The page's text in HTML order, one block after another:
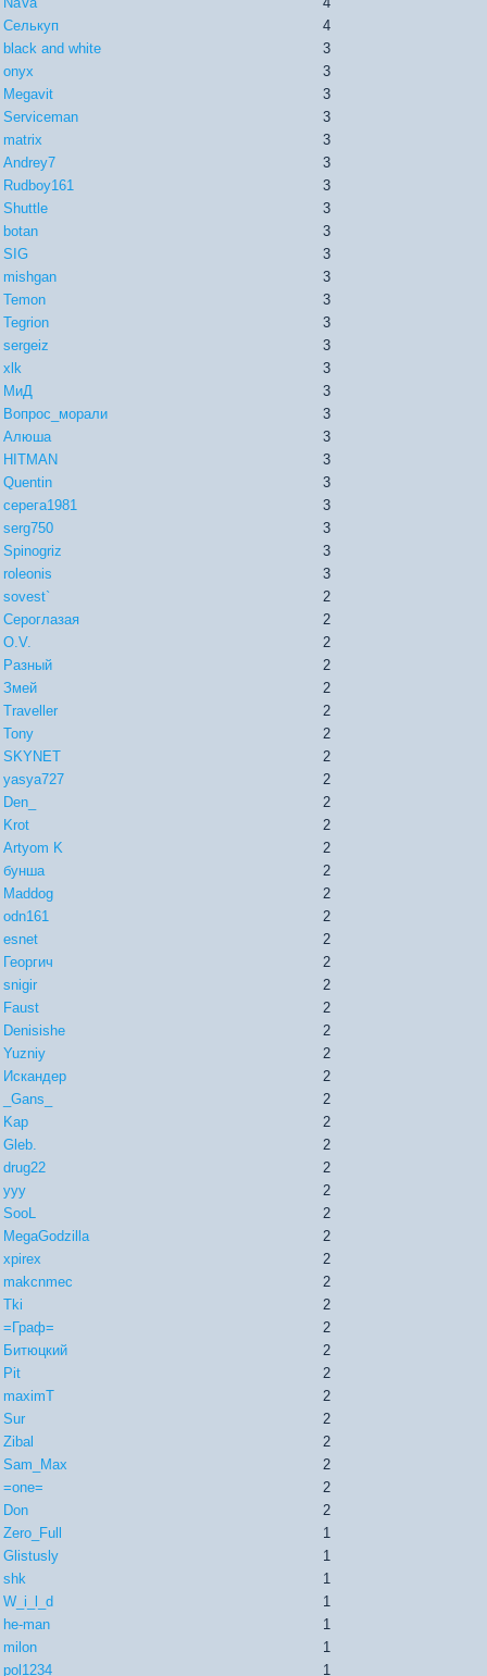
Селькуп
4
black and white
3
onyx
3
Megavit
3
Serviceman
3
matrix
3
Andrey7
3
Rudboy161
3
Shuttle
3
botan
3
SIG
3
mishgan
3
Temon
3
Tegrion
3
sergeiz
3
xlk
3
МиД
3
Вопрос_морали
3
Алюша
3
HITMAN
3
Quentin
3
серега1981
3
serg750
3
Spinogriz
3
roleonis
3
sovest`
2
Сероглазая
2
O.V.
2
Разный
2
Змей
2
Traveller
2
Tony
2
SKYNET
2
yasya727
2
Den_
2
Krot
2
Artyom K
2
бунша
2
Maddog
2
odn161
2
esnet
2
Георгич
2
snigir
2
Faust
2
Denisishe
2
Yuzniy
2
Искандер
2
_Gans_
2
Kap
2
Gleb.
2
drug22
2
yyy
2
SooL
2
MegaGodzilla
2
xpirex
2
makcnmec
2
Tki
2
=Граф=
2
Битюцкий
2
Pit
2
maximT
2
Sur
2
Zibal
2
Sam_Max
2
=one=
2
Don
2
Zero_Full
1
Glistusly
1
shk
1
W_i_l_d
1
he-man
1
milon
1
pol1234
1